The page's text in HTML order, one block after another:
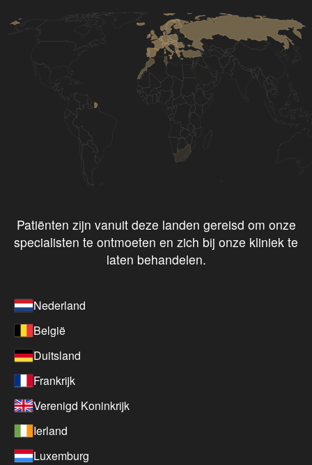
Patiënten zijn vanuit deze landen gereisd om onze
specialisten te ontmoeten en zich bij onze kliniek te
laten behandelen.
Nederland
België
Duitsland
Frankrijk
Verenigd Koninkrijk
Ierland
Luxemburg